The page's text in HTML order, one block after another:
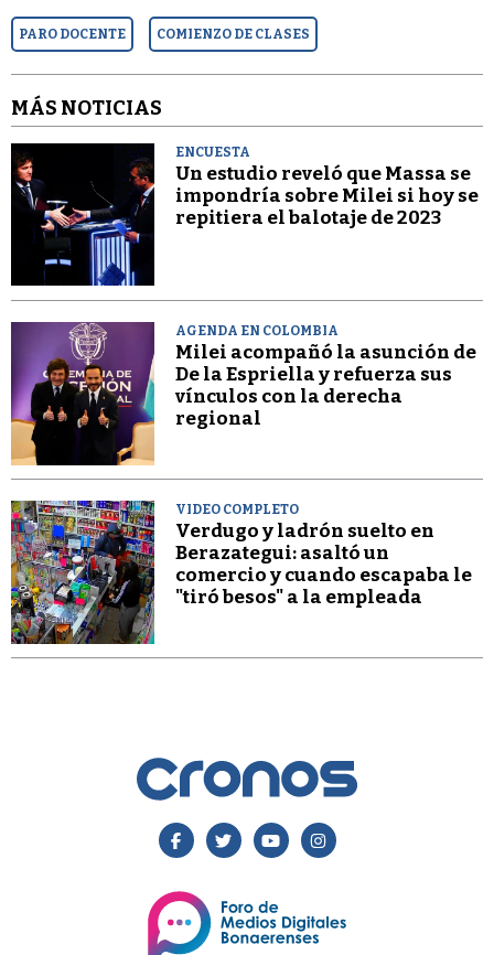
PARO DOCENTE COMIENZO DE CLASES
MÁS NOTICIAS
ENCUESTA
Un estudio reveló que Massa se
impondría sobre Milei si hoy se
repitiera el balotaje de 2023
AGENDA EN COLOMBIA
Milei acompañó la asunción de
De la Espriella y refuerza sus
vínculos con la derecha
regional
VIDEO COMPLETO
Verdugo y ladrón suelto en
Berazategui: asaltó un
comercio y cuando escapaba le
"tiró besos" a la empleada